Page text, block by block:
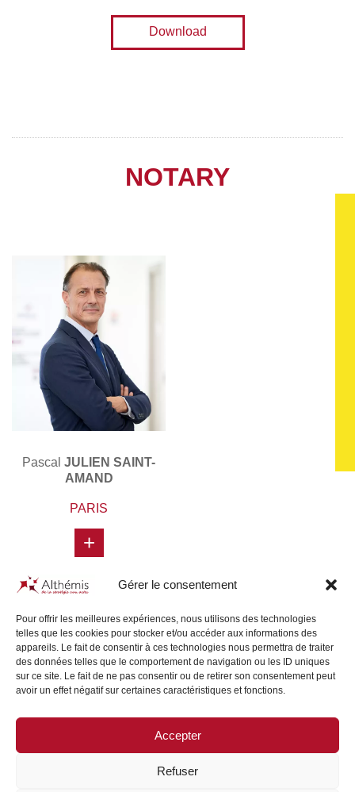
Gérer le consentement
Pour offrir les meilleures expériences, nous utilisons des technologies
telles que les cookies pour stocker et/ou accéder aux informations des
appareils. Le fait de consentir à ces technologies nous permettra de traiter
des données telles que le comportement de navigation ou les ID uniques
sur ce site. Le fait de ne pas consentir ou de retirer son consentement peut
avoir un effet négatif sur certaines caractéristiques et fonctions.
Accepter
Refuser
Download
NOTARY
Pascal JULIEN SAINT-
AMAND
PARIS
+